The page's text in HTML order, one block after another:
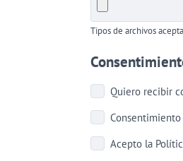
Tipos de archivos
Comunicaciones
Quiero recibir
Derechos
imagen
PolíticaAcepto la